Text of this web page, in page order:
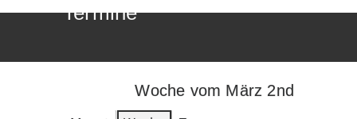
Termine
Woche vom März 2nd